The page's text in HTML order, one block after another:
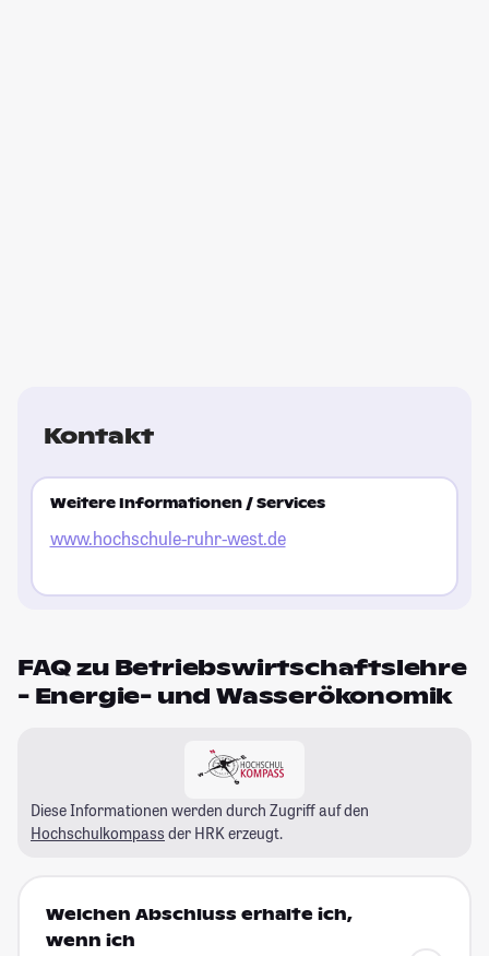
Kontakt
Weitere Informationen / Services
www.hochschule-ruhr-west.de
FAQ zu Betriebswirtschaftslehre
- Energie- und Wasserökonomik
Diese Informationen werden durch Zugriff auf den
Hochschulkompass der HRK erzeugt.
Welchen Abschluss erhalte ich,
wenn ich